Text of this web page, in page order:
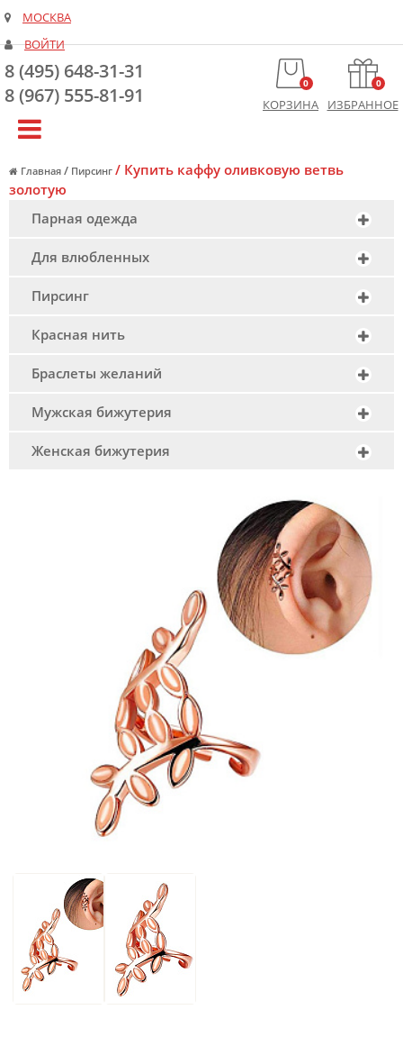
МОСКВА
ВОЙТИ
8 (495) 648-31-31
8 (967) 555-81-91
0
КОРЗИНА
0
ИЗБРАННОЕ
Главная / Пирсинг / Купить каффу оливковую ветвь
золотую
Парная одежда
Для влюбленных
Пирсинг
Красная нить
Браслеты желаний
Мужская бижутерия
Женская бижутерия